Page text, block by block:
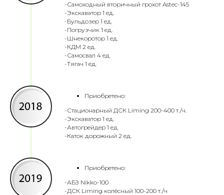
-Самоходный вторичный грохот Astec-145
-Экскаватор 1 ед.
-Бульдозер 1 ед.
-Погрузчик 1 ед.
-Шнекоротор 1 ед.
-КДМ 2 ед.
-Самосвал 4 ед.
-Тягач 1 ед.
Приобретено:
-Стационарный ДСК Liming 200-400 т./ч.
-Экскаватор 1 ед.
-Автогрейдер 1 ед.
-Каток дорожный 2 ед.
Приобретено:
-АБЗ Nikko-100
-ДСК Liming колёсный 100-200 т./ч